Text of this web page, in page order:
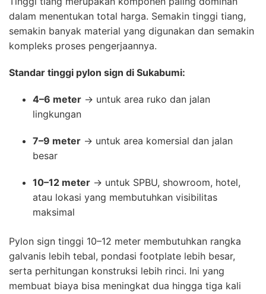
dalam menentukan total harga. Semakin tinggi tiang,
semakin banyak material yang digunakan dan semakin
kompleks proses pengerjaannya.
Standar tinggi pylon sign di Sukabumi:
4–6 meter → untuk area ruko dan jalan
lingkungan
7–9 meter → untuk area komersial dan jalan
besar
10–12 meter → untuk SPBU, showroom, hotel,
atau lokasi yang membutuhkan visibilitas
maksimal
Pylon sign tinggi 10–12 meter membutuhkan rangka
galvanis lebih tebal, pondasi footplate lebih besar,
serta perhitungan konstruksi lebih rinci. Ini yang
membuat biaya bisa meningkat dua hingga tiga kali